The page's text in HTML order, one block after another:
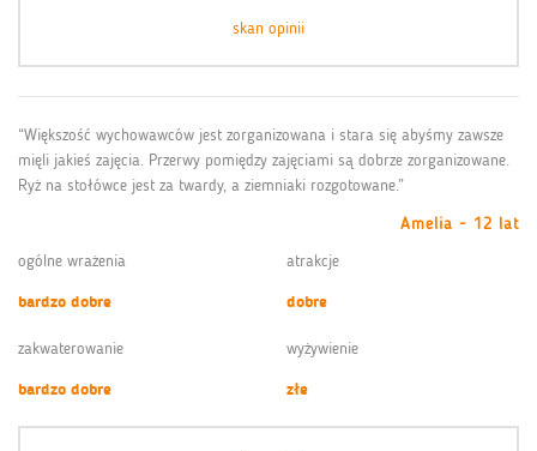
skan opinii
“Większość wychowawców jest zorganizowana i stara się abyśmy zawsze
mięli jakieś zajęcia. Przerwy pomiędzy zajęciami są dobrze zorganizowane.
Ryż na stołówce jest za twardy, a ziemniaki rozgotowane.”
Amelia - 12 lat
ogólne wrażenia
bardzo dobre
atrakcje
dobre
zakwaterowanie
bardzo dobre
wyżywienie
złe